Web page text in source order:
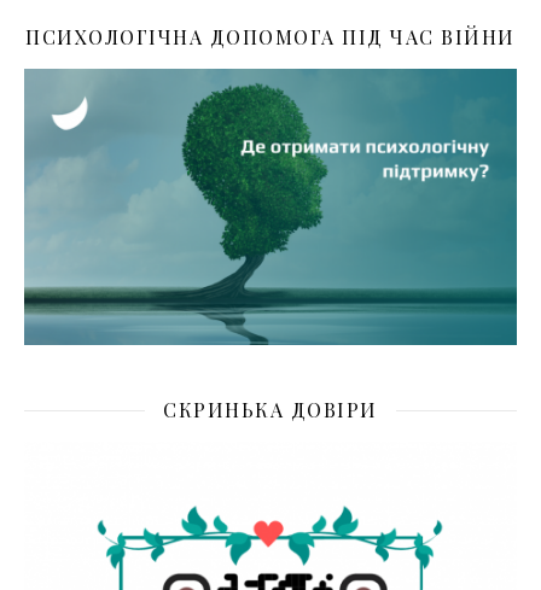
ПСИХОЛОГІЧНА ДОПОМОГА ПІД ЧАС ВІЙНИ
СКРИНЬКА ДОВІРИ